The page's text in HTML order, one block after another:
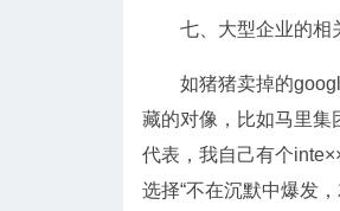
七、大型企业的相关
如猪猪卖掉的
藏的对像，比如马里集
代表，我自己有个
选择“不在沉默中爆发，